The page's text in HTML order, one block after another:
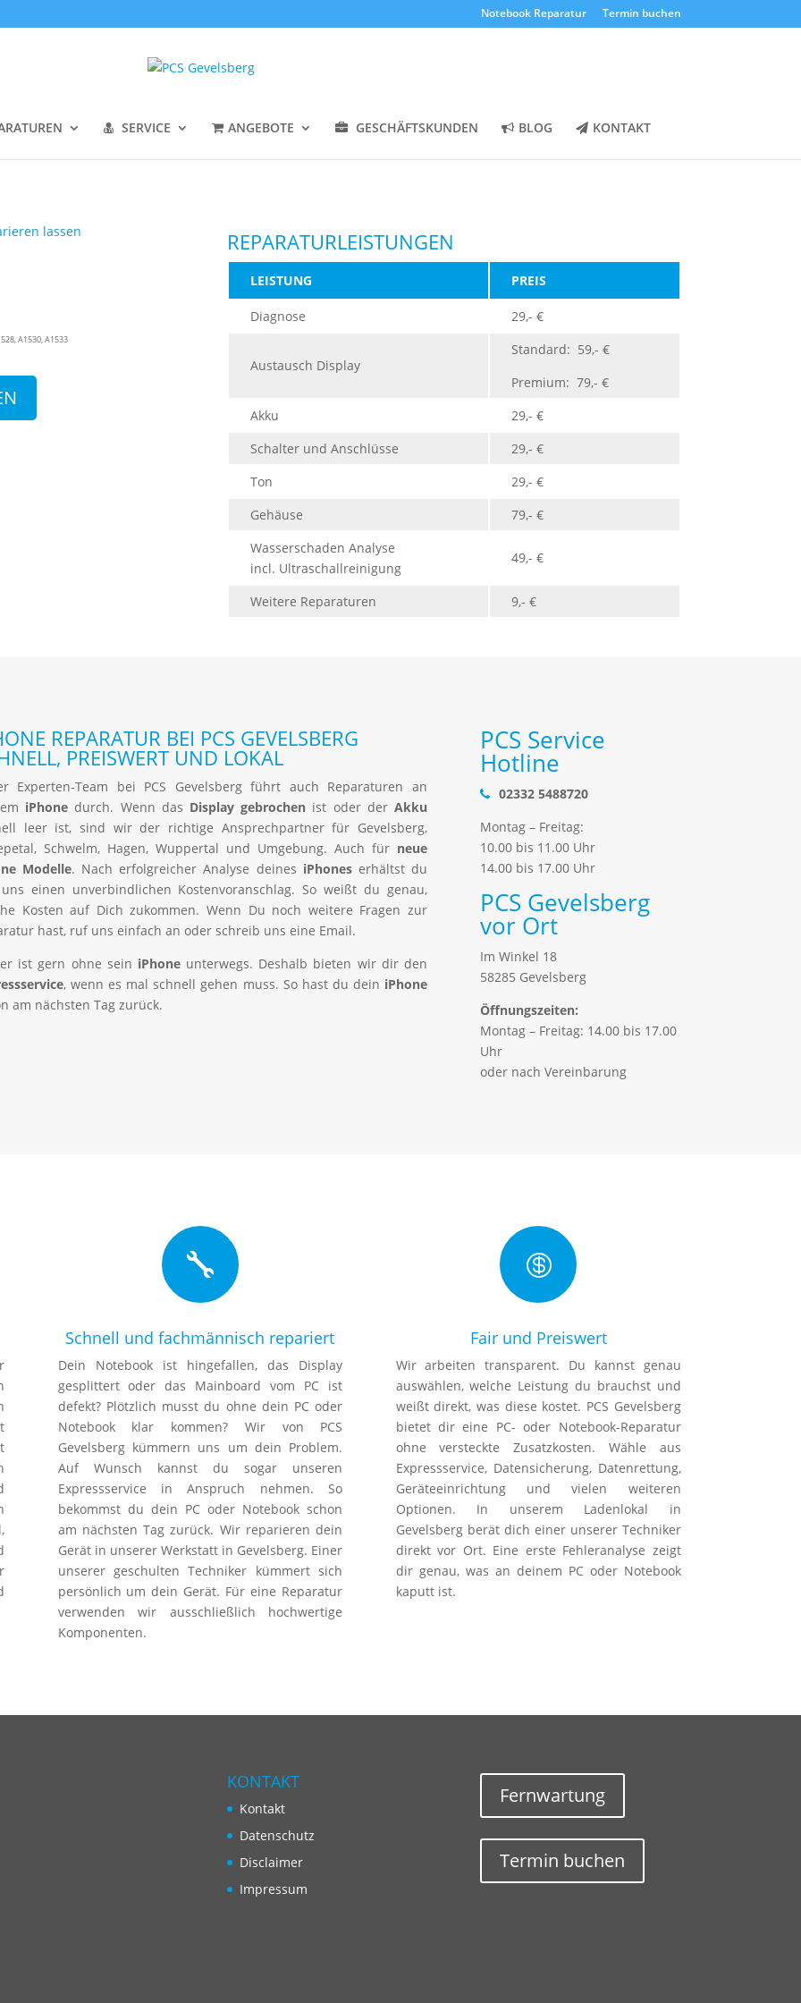
Notebook Reparatur Termin buchen
SERVICE ANGEBOTE GESCHÄFTSKUNDEN BLOG KONTAKT
A1530, A1533
REPARATURLEISTUNGEN
LEISTUNG PREIS
Diagnose 29,- €
Austausch Display
Standard: 59,- €
Premium: 79,- €
Akku
29,- €
Schalter und Anschlüsse
29,- €
Ton
29,- €
Gehäuse
79,- €
Wasserschaden Analyse
incl. Ultraschallreinigung
49,- €
Weitere Reparaturen 9,- €
REPARATUR BEI PCS GEVELSBERG
PREISWERT UND LOKAL
Experten-Team bei PCS Gevelsberg führt auch Reparaturen an
iPhone durch. Wenn das Display gebrochen ist oder der Akku
leer ist, sind wir der richtige Ansprechpartner für Gevelsberg,
Schwelm, Hagen, Wuppertal und Umgebung. Auch für neue
Modelle. Nach erfolgreicher Analyse deines iPhoneserhältst du
einen unverbindlichen Kostenvoranschlag. So weißt du genau,
Kosten auf Dich zukommen. Wenn Du noch weitere Fragen zur
hast, ruf uns einfach an oder schreib uns eine Email.
ist gern ohne sein iPhoneunterwegs. Deshalb bieten wir dir den
, wenn es mal schnell gehen muss. So hast du dein iPhone
am nächsten Tag zurück.
PCS Service
Hotline
02332 5488720
Montag – Freitag:
10.00 bis 11.00 Uhr
14.00 bis 17.00 Uhr
PCS Gevelsberg
vor Ort
Im Winkel 18
58285 Gevelsberg
Öffnungszeiten:
Montag – Freitag: 14.00 bis 17.00
Uhr
oder nach Vereinbarung

Schnell und fachmännisch repariert
Dein Notebook ist hingefallen, das Display
gesplittert oder das Mainboard vom PC ist
defekt? Plötzlich musst du ohne dein PC oder
Notebook klar kommen? Wir von PCS
Gevelsberg kümmern uns um dein Problem.
Auf Wunsch kannst du sogar unseren
Expressservice in Anspruch nehmen. So
bekommst du dein PC oder Notebook schon
am nächsten Tag zurück. Wir reparieren dein
Gerät in unserer Werkstatt in Gevelsberg. Einer
unserer geschulten Techniker kümmert sich
persönlich um dein Gerät. Für eine Reparatur
verwenden wir ausschließlich hochwertige
Komponenten.

Fair und Preiswert
Wir arbeiten transparent. Du kannst genau
auswählen, welche Leistung du brauchst und
weißt direkt, was diese kostet. PCS Gevelsberg
bietet dir eine PC- oder Notebook-Reparatur
ohne versteckte Zusatzkosten. Wähle aus
Expressservice, Datensicherung, Datenrettung,
Geräteeinrichtung und vielen weiteren
Optionen. In unserem Ladenlokal in
Gevelsberg berät dich einer unserer Techniker
direkt vor Ort. Eine erste Fehleranalyse zeigt
dir genau, was an deinem PC oder Notebook
kaputt ist.
KONTAKT
Kontakt
Datenschutz
Disclaimer
Impressum
Fernwartung
Termin buchen